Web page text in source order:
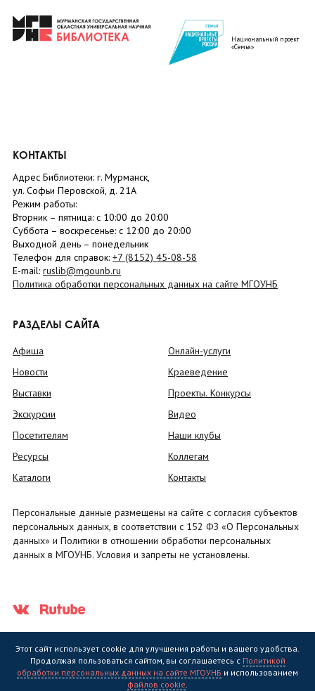
Национальный проект
«Семья»
КОНТАКТЫ
Адрес Библиотеки: г. Мурманск,
ул. Софьи Перовской, д. 21А
Режим работы:
Вторник – пятница: с 10:00 до 20:00
Суббота – воскресенье: c 12:00 до 20:00
Выходной день – понедельник
Телефон для справок: +7 (8152) 45-08-58
E-mail: ruslib@mgounb.ru
Политика обработки персональных данных на сайте МГОУНБ
РАЗДЕЛЫ САЙТА
Афиша
Новости
Выставки
Экскурсии
Посетителям
Ресурсы
Каталоги
Онлайн-услуги
Краеведение
Проекты. Конкурсы
Видео
Наши клубы
Коллегам
Контакты
Персональные данные размещены на сайте с согласия субъектов
персональных данных, в соответствии с 152 ФЗ «О Персональных
данных» и Политики в отношении обработки персональных
данных в МГОУНБ. Условия и запреты не установлены.
Государственное областное бюджетное учреждение культуры
Этот сайт использует cookie для улучшения работы и вашего удобства.
Продолжая пользоваться сайтом, вы соглашаетесь с Политикой
обработки персональных данных на сайте МГОУНБ и использованием
файлов cookie.